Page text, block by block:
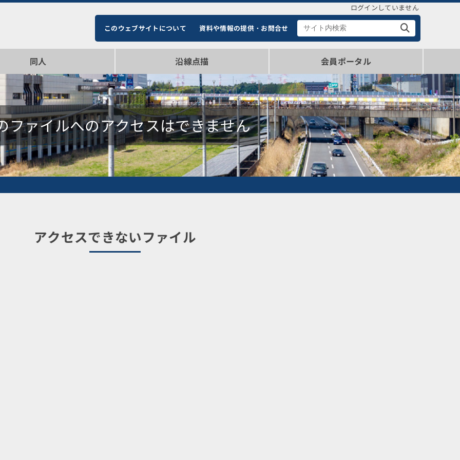
ログインしていません
このウェブサイトについて 資料や情報の提供・お問合せ
同人
会参加情報
覧
沿線点描 会員ポータル
ポータル（ログイン・情報確認）
登録会員概要（新規登録）
ファイルへのアクセスはできません
アクセスできないファイル